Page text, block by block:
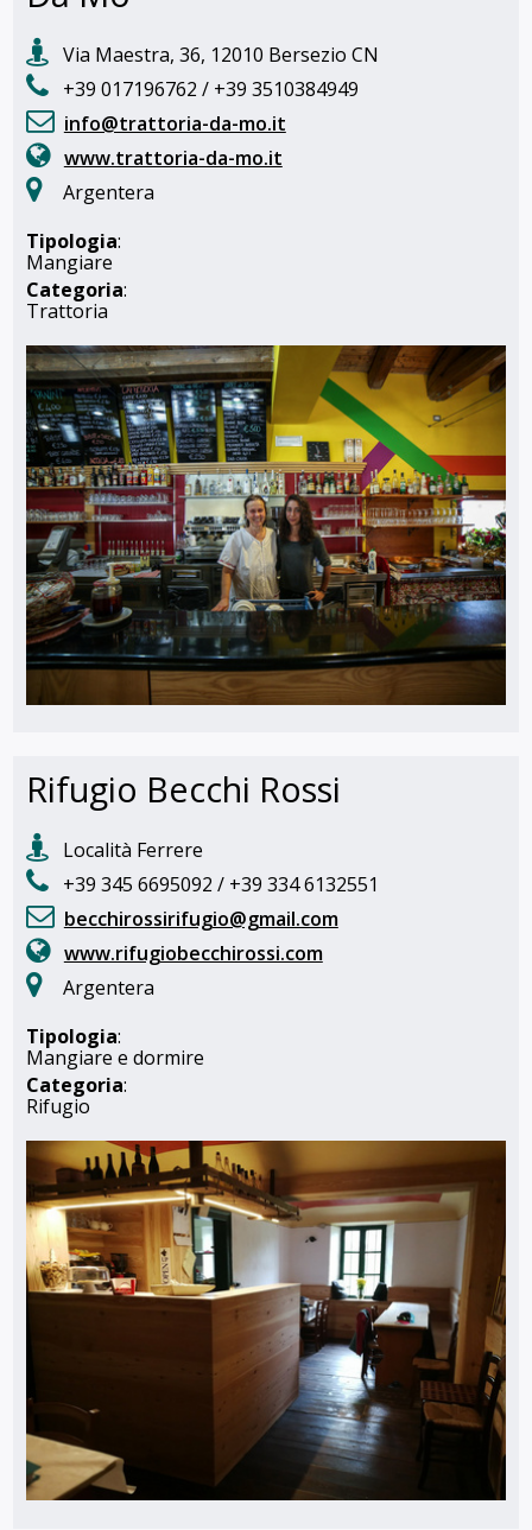
Via Maestra, 36, 12010 Bersezio CN
+39 017196762 / +39 3510384949
info@trattoria-da-mo.it
www.trattoria-da-mo.it
Argentera
Tipologia:
Mangiare
Categoria:
Trattoria
Rifugio Becchi Rossi
Località Ferrere
+39 345 6695092 / +39 334 6132551
becchirossirifugio@gmail.com
www.rifugiobecchirossi.com
Argentera
Tipologia:
Mangiare e dormire
Categoria:
Rifugio